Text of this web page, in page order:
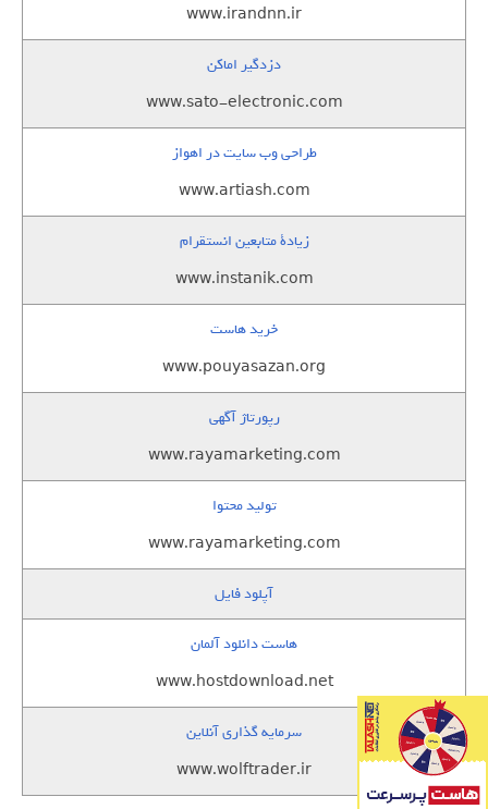
www.irandnn.ir
دزدگیر اماکن
www.sato-electronic.com
طراحی وب سایت در اهواز
www.artiash.com
زيادة متابعين انستقرام
www.instanik.com
خرید هاست
www.pouyasazan.org
رپورتاژ آگهی
www.rayamarketing.com
تولید محتوا
www.rayamarketing.com
آپلود فایل
هاست دانلود آلمان
www.hostdownload.net
سرمایه گذاری آنلاین
www.wolftrader.ir